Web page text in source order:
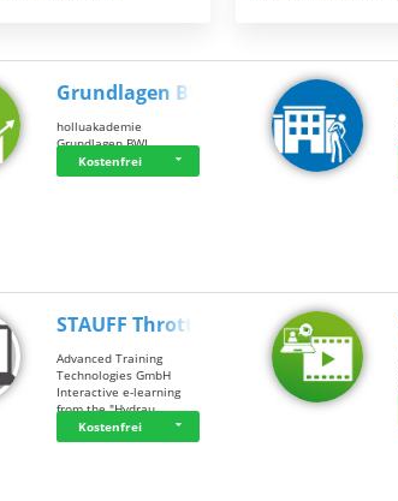
Grundlagen BWL
holluakademie
Grundlagen BWL
Kostenfrei
STAUFF Throttle…
Advanced Training
Technologies GmbH
Interactive e-learning
from the "Hydrau…
Kostenfrei